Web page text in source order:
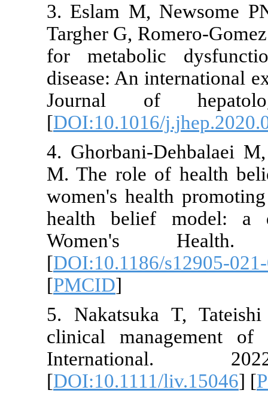
3. Eslam M,
Targher G,
for
disease: An
Journal of
[
4.
M. The role
women's
health
[
5.
clinical
[